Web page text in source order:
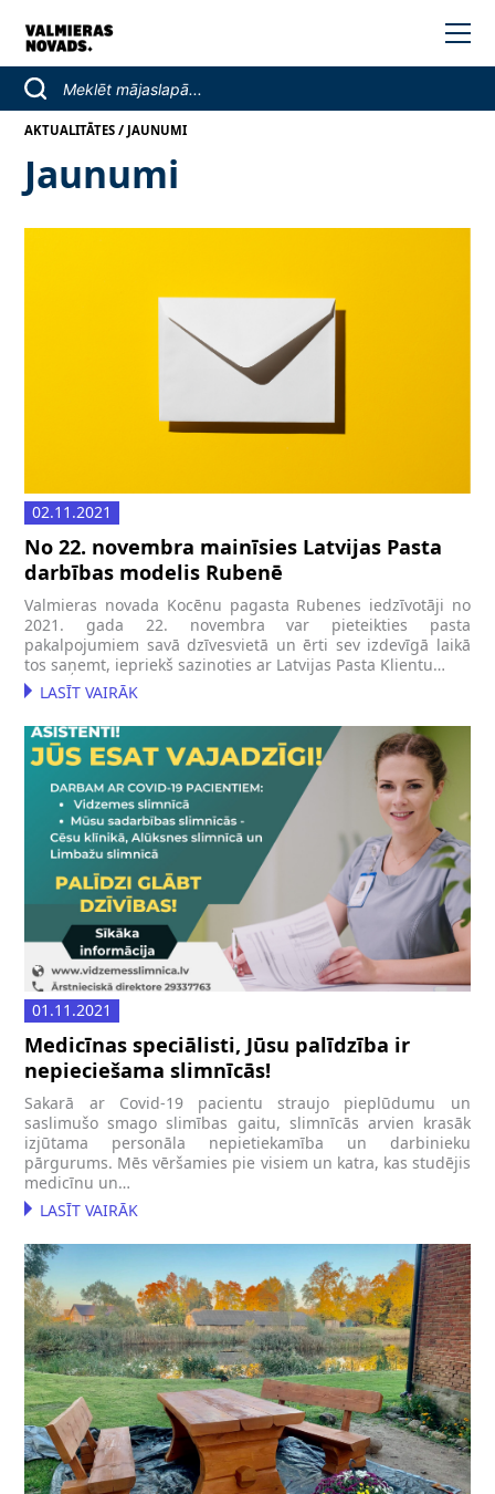
AKTUALITĀTES / JAUNUMI
Jaunumi
02.11.2021
No 22. novembra mainīsies Latvijas Pasta
darbības modelis Rubenē
Valmieras novada Kocēnu pagasta Rubenes iedzīvotāji no
2021. gada 22. novembra var pieteikties pasta
pakalpojumiem savā dzīvesvietā un ērti sev izdevīgā laikā
tos saņemt, iepriekš sazinoties ar Latvijas Pasta Klientu…
LASĪT VAIRĀK
01.11.2021
Medicīnas speciālisti, Jūsu palīdzība ir
nepieciešama slimnīcās!
Sakarā ar Covid-19 pacientu straujo pieplūdumu un
saslimušo smago slimības gaitu, slimnīcās arvien krasāk
izjūtama personāla nepietiekamība un darbinieku
pārgurums. Mēs vēršamies pie visiem un katra, kas studējis
medicīnu un…
LASĪT VAIRĀK